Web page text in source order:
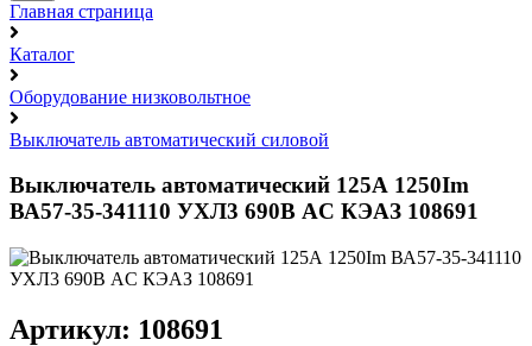
Главная страница
Каталог
Оборудование низковольтное
Выключатель автоматический силовой
Выключатель автоматический 125А 1250Im
ВА57-35-341110 УХЛ3 690В AC КЭАЗ 108691
Артикул: 108691